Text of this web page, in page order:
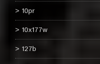
10pr
10x177w
127b